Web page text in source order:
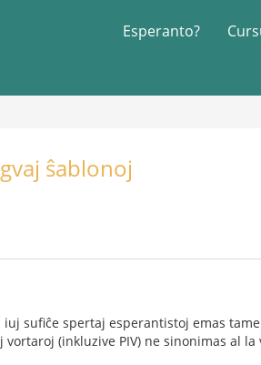
Esperanto?
ŝablonoj
sufiĉe spertaj esperantistoj emas
(inkluzive PIV) ne sinonimas al